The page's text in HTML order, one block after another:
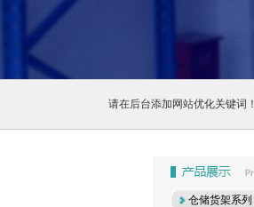
1
请在后台添加网站优化关键词！
仓储货架系列